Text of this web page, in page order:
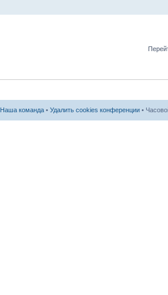
Наша команда • Удалить cookies конференции •